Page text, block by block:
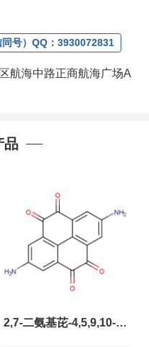
QQ、微信联系)
号）QQ：3930072831
航海中路正商航海广场A
品
2,7-二氨基芘-4,5,9,10-四